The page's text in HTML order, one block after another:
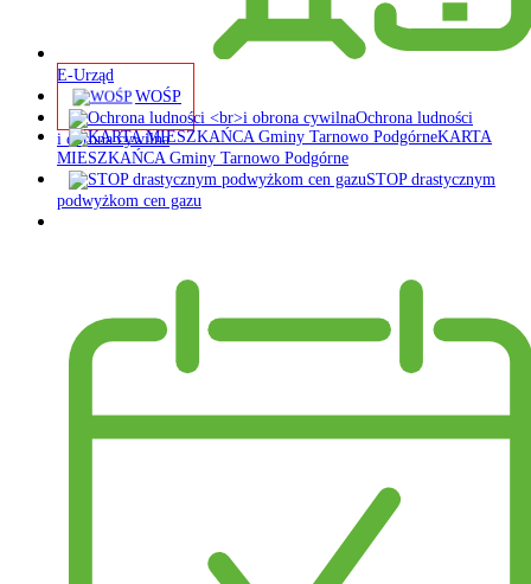
E-Urząd
WOŚP
Ochrona ludności
i obrona cywilna
KARTA
MIESZKAŃCA Gminy Tarnowo Podgórne
STOP drastycznym
podwyżkom cen gazu